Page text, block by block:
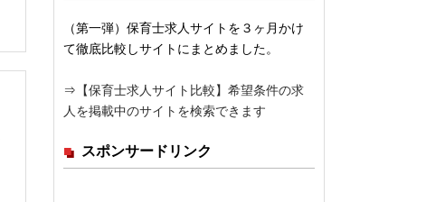
（第一弾）保育士求人サイトを３ヶ月かけ
て徹底比較しサイトにまとめました。
⇒ 【保育士求人サイト比較】希望条件の求
人を掲載中のサイトを検索できます
スポンサードリンク